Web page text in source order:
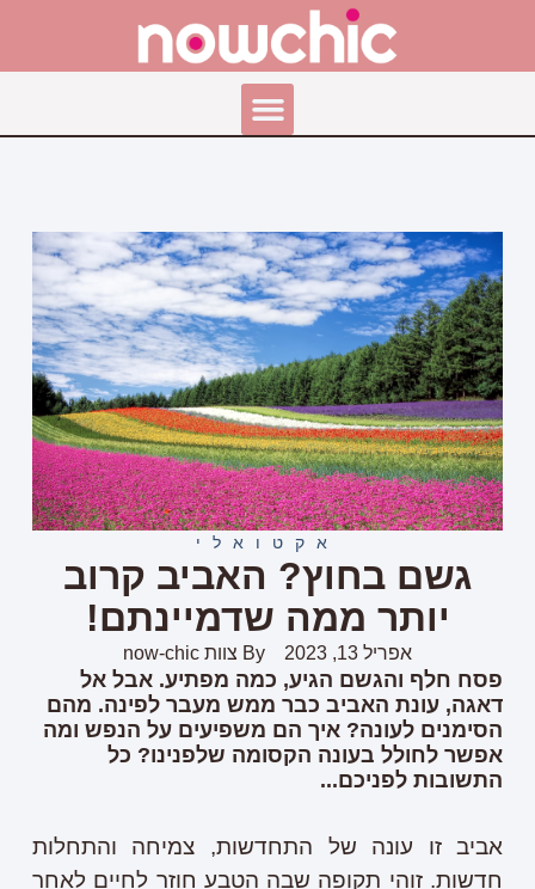
אקטואלי
גשם בחוץ? האביב קרוב
יותר ממה שדמיינתם!
אפריל 13, 2023 By צוות now-chic
פסח חלף והגשם הגיע, כמה מפתיע. אבל אל
דאגה, עונת האביב כבר ממש מעבר לפינה. מהם
הסימנים לעונה? איך הם משפיעים על הנפש ומה
אפשר לחולל בעונה הקסומה שלפנינו? כל
התשובות לפניכם...
אביב זו עונה של התחדשות, צמיחה והתחלות
חדשות. זוהי תקופה שבה הטבע חוזר לחיים לאחר